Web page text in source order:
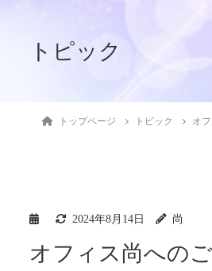
トピック
トップページ トピック オ
2024年8月14日 尚
オフィス尚への